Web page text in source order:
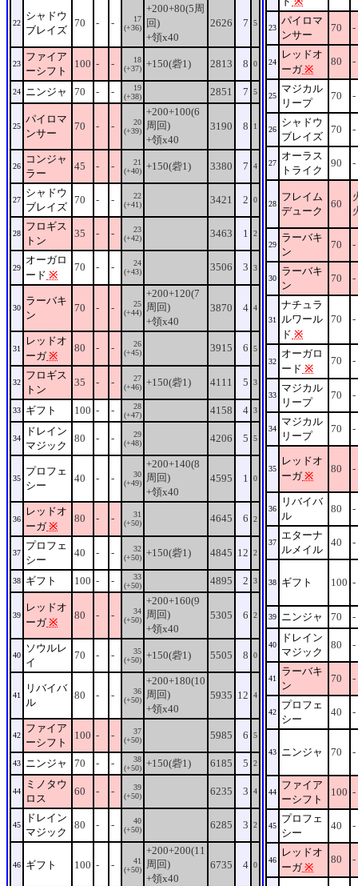
22
シャドウ
ブレイズ
70 - -
17
(+36)
+200+80(5周
回)
+領x40
2626 7 5
23
ファイア
ーシフト
100 - -
18
(+37) +150(砦1) 2813 8 0
24 ニンジャ 70 - -
19
(+38)
2851 7 5
25
パイロマ
ンサー
70 - -
20
(+39)
+200+100(6
周回)
+領x40
3190 8 1
26
コンジャ
ラー
45 - -
21
(+40) +150(砦1) 3380 7 4
27
シャドウ
ブレイズ
70 - -
22
(+41)
3421 2 0
28
フロギス
トン
35 - -
23
(+42)
3463 1 2
29
オーガロ
ード ※
70 - -
24
(+43)
3506 3 3
30
ラーバキ
ン
70 - -
25
(+44)
+200+120(7
周回)
+領x40
3870 4 4
31
レッドオ
ーガ※
80 - -
26
(+45)
3915 6 5
32
フロギス
トン
35 - -
27
(+46) +150(砦1) 4111 5 3
33 ギフト 100 - -
28
(+47)
4158 4 3
34
ドレイン
マジック
80 - -
29
(+48)
4206 5 5
35
プロフェ
シー
40 - -
30
(+49)
+200+140(8
周回)
+領x40
4595 1 0
36
レッドオ
ーガ※
80 - -
31
(+50)
4645 6 2
37
プロフェ
シー
40 - -
32
(+50) +150(砦1) 4845 12 2
38 ギフト 100 - -
33
(+50)
4895 2 3
39
レッドオ
ーガ※
80 - -
34
(+50)
+200+160(9
周回)
+領x40
5305 6 2
40
ソウルレ
イ
70 - -
35
(+50) +150(砦1) 5505 8 0
41
リバイバ
ル
80 - -
36
(+50)
+200+180(10
周回)
+領x40
5935 12 4
42
ファイア
ーシフト
100 - -
37
(+50)
5985 6 5
43 ニンジャ 70 - -
38
(+50) +150(砦1) 6185 5 2
44
ミノタウ
ロス
60 - -
39
(+50)
6235 3 4
45
ドレイン
マジック
80 - -
40
(+50)
6285 3 2
46 ギフト 100 - -
41
(+50)
+200+200(11
周回)
+領x40
6735 4 0
23
パイロマ
ンサー
70 -
24
レッドオ
ーガ※
80 -
25
マジカル
リープ
70 -
26
シャドウ
ブレイズ
70 -
27
オーラス
トライク
90 -
28
フレイム
デューク
60
29
ラーバキ
ン
70 -
30
ラーバキ
ン
70 -
31
ナチュラ
ルワール
ド ※
70 -
32
オーガロ
ード ※
70 -
33
マジカル
リープ
70 -
34
マジカル
リープ
70 -
35
レッドオ
ーガ※
80 -
36
リバイバ
ル
80 -
37
エターナ
ルメイル
40 -
38 ギフト 100 -
39 ニンジャ 70 -
40
ドレイン
マジック
80 -
41
ラーバキ
ン
70 -
42
プロフェ
シー
40 -
43 ニンジャ 70 -
44
ファイア
ーシフト
100 -
45
プロフェ
シー
40 -
46
レッドオ
ーガ※
80 -